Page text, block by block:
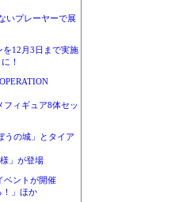
いプレーヤーで展
12月3日まで実施
！
フィギュア8体セッ
うの城」とタイア
」が登場
ベントが開催
！」ほか